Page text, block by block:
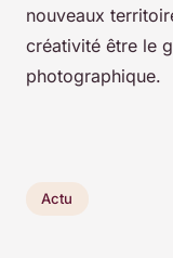
nouveaux
créativité être le
photographique.
Actu